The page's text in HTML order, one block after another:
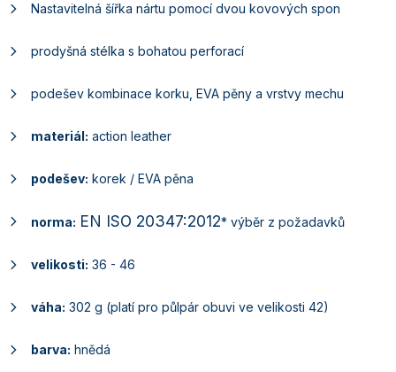
Nastavitelná šířka nártu pomocí dvou kovových spon
prodyšná stélka s bohatou perforací
podešev kombinace korku, EVA pěny a vrstvy mechu
materiál: action leather
podešev: korek / EVA pěna
norma: EN ISO 20347:2012* výběr z požadavků
velikosti: 36 - 46
váha: 302 g (platí pro půlpár obuvi ve velikosti 42)
barva: hnědá